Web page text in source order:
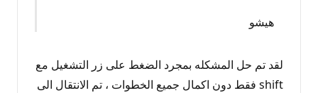
هيشو
لقد تم حل المشكله بمجرد الضغط على زر التشغيل مع
shift فقط دون اكمال جميع الخطوات ، تم الانتقال الى